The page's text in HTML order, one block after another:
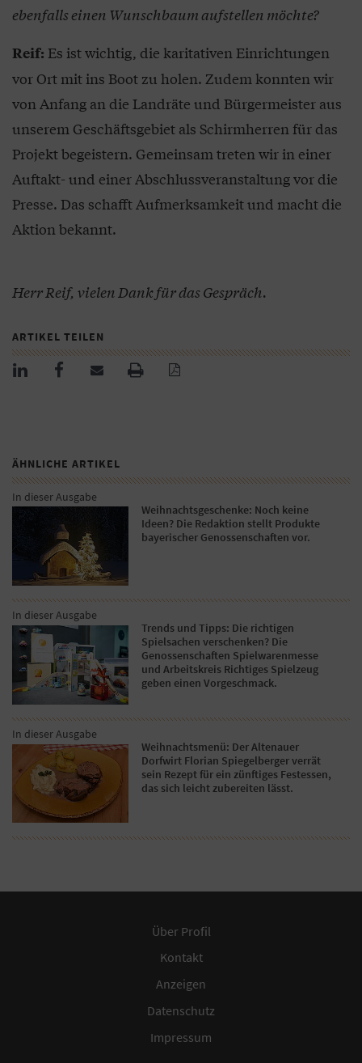
ebenfalls einen Wunschbaum aufstellen möchte?
Reif: Es ist wichtig, die karitativen Einrichtungen
vor Ort mit ins Boot zu holen. Zudem konnten wir
von Anfang an die Landräte und Bürgermeister aus
unserem Geschäftsgebiet als Schirmherren für das
Projekt begeistern. Gemeinsam treten wir in einer
Auftakt- und einer Abschlussveranstaltung vor die
Presse. Das schafft Aufmerksamkeit und macht die
Aktion bekannt.
Herr Reif, vielen Dank für das Gespräch.
ARTIKEL TEILEN
ÄHNLICHE ARTIKEL
In dieser Ausgabe
Weihnachtsgeschenke: Noch keine
Ideen? Die Redaktion stellt Produkte
bayerischer Genossenschaften vor.
In dieser Ausgabe
Trends und Tipps: Die richtigen
Spielsachen verschenken? Die
Genossenschaften Spielwarenmesse
und Arbeitskreis Richtiges Spielzeug
geben einen Vorgeschmack.
In dieser Ausgabe
Weihnachtsmenü: Der Altenauer
Dorfwirt Florian Spiegelberger verrät
sein Rezept für ein zünftiges Festessen,
das sich leicht zubereiten lässt.
Über Profil
Kontakt
Anzeigen
Datenschutz
Impressum